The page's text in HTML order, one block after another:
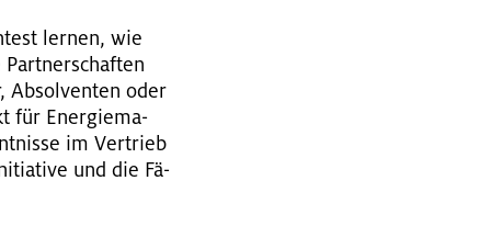
ler­nen, wie
Ab­sol­ven­ten oder
für En­er­gie­ma­
im Ver­trieb
und die Fä­